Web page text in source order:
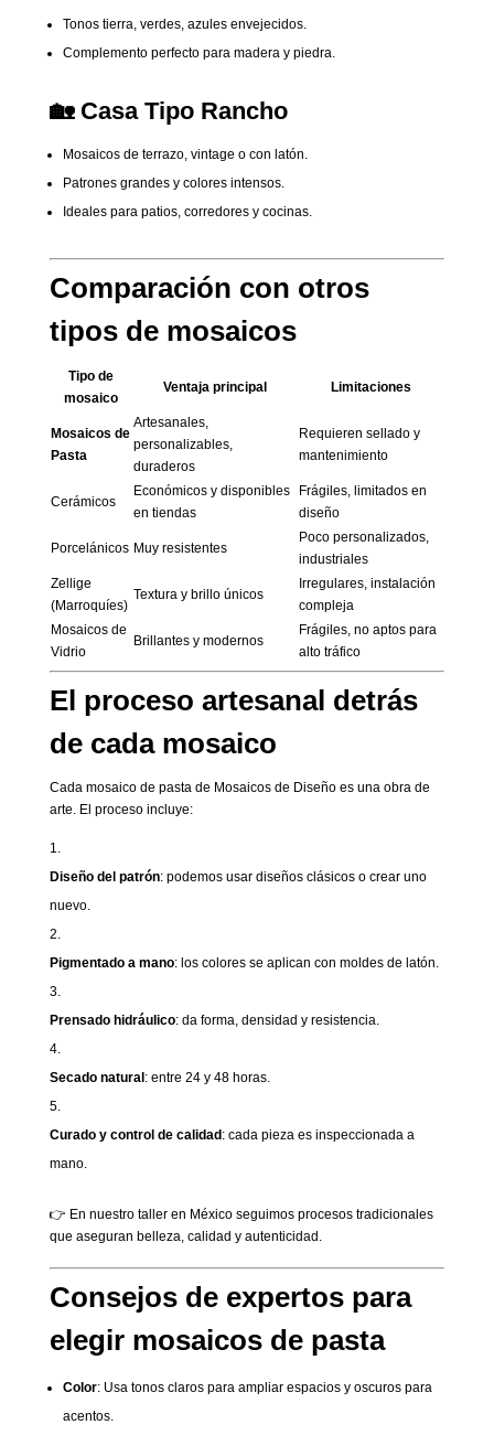
Tonos tierra, verdes, azules envejecidos.
Complemento perfecto para madera y piedra.
🏡 Casa Tipo Rancho
Mosaicos de terrazo, vintage o con latón.
Patrones grandes y colores intensos.
Ideales para patios, corredores y cocinas.
Comparación con otros
tipos de mosaicos
Tipo de
mosaico
Ventaja principal Limitaciones
Mosaicos de
Pasta
Artesanales,
personalizables,
duraderos
Requieren sellado y
mantenimiento
Cerámicos
Económicos y disponibles
en tiendas
Frágiles, limitados en
diseño
Porcelánicos Muy resistentes
Poco personalizados,
industriales
Zellige
(Marroquíes)
Textura y brillo únicos
Irregulares, instalación
compleja
Mosaicos de
Vidrio
Brillantes y modernos
Frágiles, no aptos para
alto tráfico
El proceso artesanal detrás
de cada mosaico
Cada mosaico de pasta de Mosaicos de Diseño es una obra de
arte. El proceso incluye:
Diseño del patrón: podemos usar diseños clásicos o crear uno
nuevo.
Pigmentado a mano: los colores se aplican con moldes de latón.
Prensado hidráulico: da forma, densidad y resistencia.
Secado natural: entre 24 y 48 horas.
Curado y control de calidad: cada pieza es inspeccionada a
mano.
👉 En nuestro taller en México seguimos procesos tradicionales
que aseguran belleza, calidad y autenticidad.
Consejos de expertos para
elegir mosaicos de pasta
Color: Usa tonos claros para ampliar espacios y oscuros para
acentos.